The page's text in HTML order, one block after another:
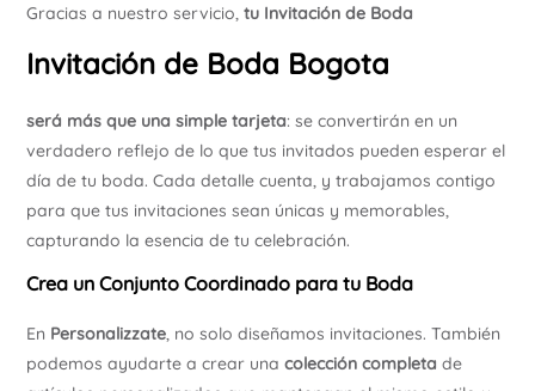
Gracias a nuestro servicio, tu Invitación de Boda
Invitación de Boda Bogota
será más que una simple tarjeta: se convertirán en un
verdadero reflejo de lo que tus invitados pueden esperar el
día de tu boda. Cada detalle cuenta, y trabajamos contigo
para que tus invitaciones sean únicas y memorables,
capturando la esencia de tu celebración.
Crea un Conjunto Coordinado para tu Boda
En Personalizzate, no solo diseñamos invitaciones. También
podemos ayudarte a crear una colección completa de